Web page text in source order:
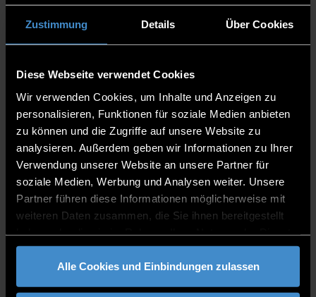
Zustimmung Details Über Cookies
Diese Webseite verwendet Cookies
Wir verwenden Cookies, um Inhalte und Anzeigen zu
personalisieren, Funktionen für soziale Medien anbieten
zu können und die Zugriffe auf unsere Website zu
analysieren. Außerdem geben wir Informationen zu Ihrer
Verwendung unserer Website an unsere Partner für
soziale Medien, Werbung und Analysen weiter. Unsere
Partner führen diese Informationen möglicherweise mit
weiteren Daten zusammen, die Sie ihnen bereitgestellt
gesammelt haben.
Alle Cookies und Einbindungen zulassen
Christoph Lichtschläger
Bibliothek
Bibliothek ECRI
Mitarbeiter
EC 009
0991/3615-8817